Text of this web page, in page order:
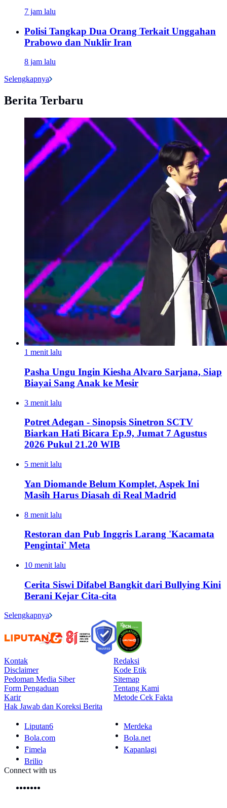
7 jam lalu
Polisi Tangkap Dua Orang Terkait Unggahan
Prabowo dan Nuklir Iran
8 jam lalu
Selengkapnya
Berita Terbaru
1 menit lalu
Pasha Ungu Ingin Kiesha Alvaro Sarjana, Siap
Biayai Sang Anak ke Mesir
3 menit lalu
Potret Adegan - Sinopsis Sinetron SCTV
Biarkan Hati Bicara Ep.9, Jumat 7 Agustus
2026 Pukul 21.20 WIB
5 menit lalu
Yan Diomande Belum Komplet, Aspek Ini
Masih Harus Diasah di Real Madrid
8 menit lalu
Restoran dan Pub Inggris Larang 'Kacamata
Pengintai' Meta
10 menit lalu
Cerita Siswi Difabel Bangkit dari Bullying Kini
Berani Kejar Cita-cita
Selengkapnya
Kontak
Redaksi
Disclaimer
Kode Etik
Pedoman Media Siber
Sitemap
Form Pengaduan
Tentang Kami
Karir
Metode Cek Fakta
Hak Jawab dan Koreksi Berita
Liputan6
Merdeka
Bola.com
Bola.net
Fimela
Kapanlagi
Brilio
Connect with us